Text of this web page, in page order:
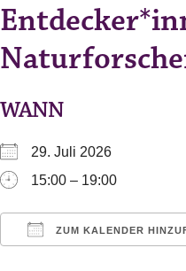
WANN
29. Juli 2026
15:00 – 19:00
ZUM KALENDER